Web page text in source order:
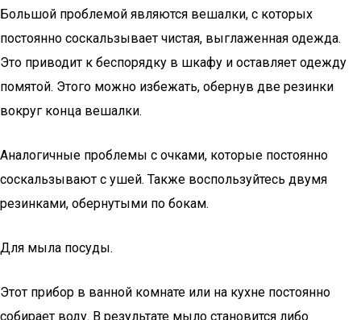
Большой проблемой являются вешалки, с которых
постоянно соскальзывает чистая, выглаженная одежда.
Это приводит к беспорядку в шкафу и оставляет одежду
помятой. Этого можно избежать, обернув две резинки
вокруг конца вешалки.
Аналогичные проблемы с очками, которые постоянно
соскальзывают с ушей. Также воспользуйтесь двумя
резинками, обернутыми по бокам.
Для мыла посуды.
Этот прибор в ванной комнате или на кухне постоянно
собирает воду. В результате мыло становится либо